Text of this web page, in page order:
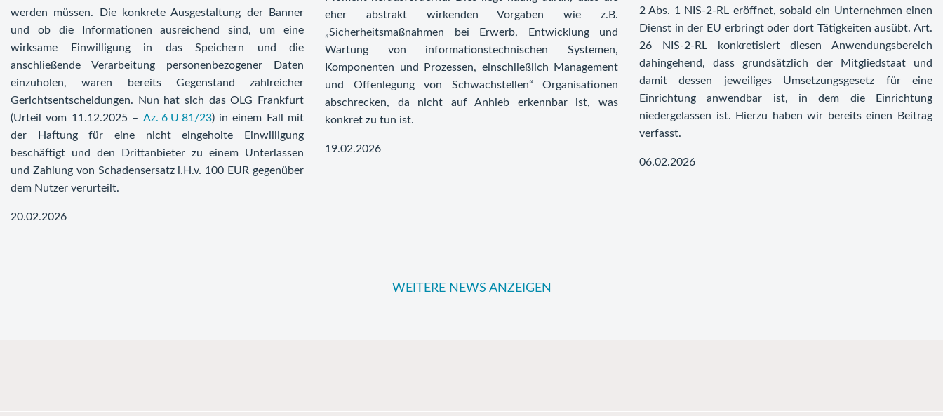
werden müssen. Die konkrete Ausgestaltung der Banner
und ob die Informationen ausreichend sind, um eine
wirksame Einwilligung in das Speichern und die
anschließende Verarbeitung personenbezogener Daten
einzuholen, waren bereits Gegenstand zahlreicher
Gerichtsentscheidungen. Nun hat sich das OLG Frankfurt
(Urteil vom 11.12.2025 – Az. 6 U 81/23) in einem Fall mit
der Haftung für eine nicht eingeholte Einwilligung
beschäftigt und den Drittanbieter zu einem Unterlassen
und Zahlung von Schadensersatz i.H.v. 100 EUR gegenüber
dem Nutzer verurteilt.
20.02.2026
eher abstrakt wirkenden Vorgaben wie z.B.
„Sicherheitsmaßnahmen bei Erwerb, Entwicklung und
Wartung von informationstechnischen Systemen,
Komponenten und Prozessen, einschließlich Management
und Offenlegung von Schwachstellen“ Organisationen
abschrecken, da nicht auf Anhieb erkennbar ist, was
konkret zu tun ist.
19.02.2026
2 Abs. 1 NIS-2-RL eröffnet, sobald ein Unternehmen einen
Dienst in der EU erbringt oder dort Tätigkeiten ausübt. Art.
26 NIS-2-RL konkretisiert diesen Anwendungsbereich
dahingehend, dass grundsätzlich der Mitgliedstaat und
damit dessen jeweiliges Umsetzungsgesetz für eine
Einrichtung anwendbar ist, in dem die Einrichtung
niedergelassen ist. Hierzu haben wir bereits einen Beitrag
verfasst.
06.02.2026
WEITERE NEWS ANZEIGEN